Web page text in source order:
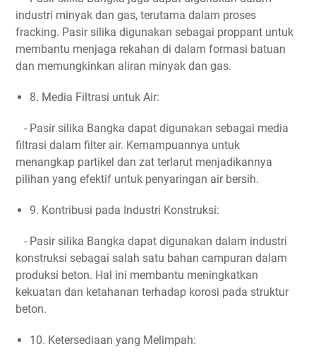
industri minyak dan gas, terutama dalam proses
fracking. Pasir silika digunakan sebagai proppant untuk
membantu menjaga rekahan di dalam formasi batuan
dan memungkinkan aliran minyak dan gas.
8. Media Filtrasi untuk Air:
- Pasir silika Bangka dapat digunakan sebagai media
filtrasi dalam filter air. Kemampuannya untuk
menangkap partikel dan zat terlarut menjadikannya
pilihan yang efektif untuk penyaringan air bersih.
9. Kontribusi pada Industri Konstruksi:
- Pasir silika Bangka dapat digunakan dalam industri
konstruksi sebagai salah satu bahan campuran dalam
produksi beton. Hal ini membantu meningkatkan
kekuatan dan ketahanan terhadap korosi pada struktur
beton.
10. Ketersediaan yang Melimpah: